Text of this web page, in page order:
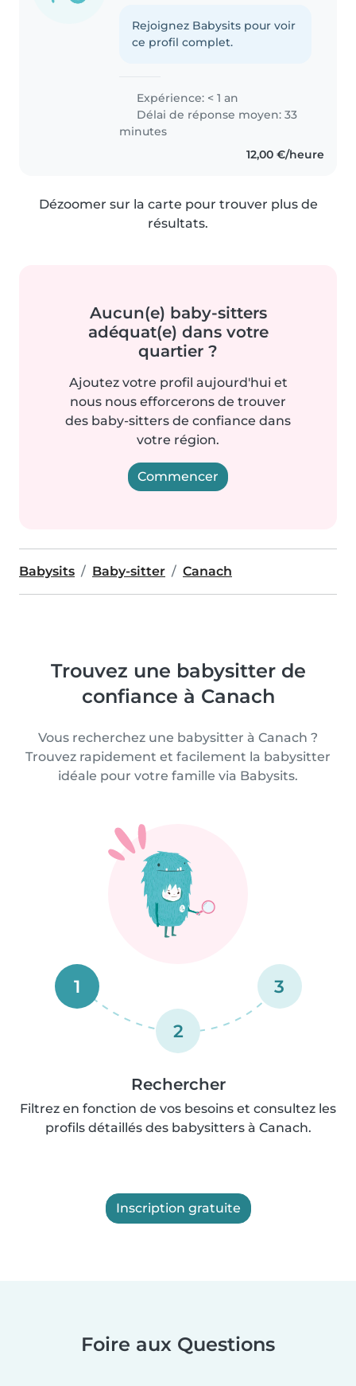
Rejoignez Babysits pour voir
ce profil complet.
Expérience: < 1 an
Délai de réponse moyen: 33
minutes
12,00 €/heure
Dézoomer sur la carte pour trouver plus de
résultats.
Aucun(e) baby-sitters
adéquat(e) dans votre
quartier ?
Ajoutez votre profil aujourd'hui et
nous nous efforcerons de trouver
des baby-sitters de confiance dans
votre région.
Commencer
Babysits Baby-sitter Canach
Trouvez une babysitter de
confiance à Canach
Vous recherchez une babysitter à Canach ?
Trouvez rapidement et facilement la babysitter
idéale pour votre famille via Babysits.
1
2
3
Rechercher
Filtrez en fonction de vos besoins et consultez les
profils détaillés des babysitters à Canach.
Inscription gratuite
Foire aux Questions